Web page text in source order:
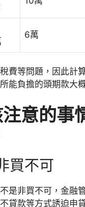
6萬
費等問題，因此計
能負擔的頭期款大
意的事
買不可
是非買不可，金融
不貸款等方式誘迫申